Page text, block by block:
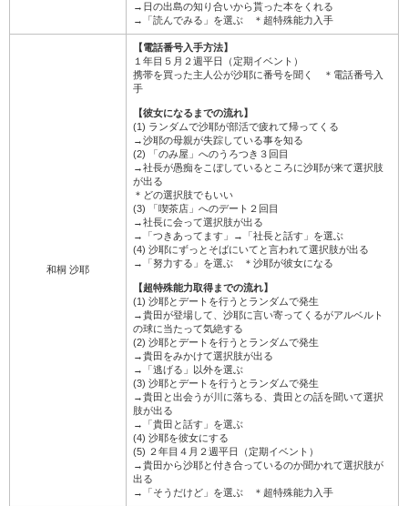
→日の出島の知り合いから貰った本をくれる
→「読んでみる」を選ぶ ＊超特殊能力入手
和桐 沙耶
【電話番号入手方法】
１年目５月２週平日（定期イベント）
携帯を買った主人公が沙耶に番号を聞く ＊電話番号入
手
【彼女になるまでの流れ】
(1) ランダムで沙耶が部活で疲れて帰ってくる
→沙耶の母親が失踪している事を知る
(2) 「のみ屋」へのうろつき３回目
→社長が愚痴をこぼしているところに沙耶が来て選択肢
が出る
＊どの選択肢でもいい
(3) 「喫茶店」へのデート２回目
→社長に会って選択肢が出る
→「つきあってます」→「社長と話す」を選ぶ
(4) 沙耶にずっとそばにいてと言われて選択肢が出る
→「努力する」を選ぶ ＊沙耶が彼女になる
【超特殊能力取得までの流れ】
(1) 沙耶とデートを行うとランダムで発生
→貴田が登場して、沙耶に言い寄ってくるがアルベルト
の球に当たって気絶する
(2) 沙耶とデートを行うとランダムで発生
→貴田をみかけて選択肢が出る
→「逃げる」以外を選ぶ
(3) 沙耶とデートを行うとランダムで発生
→貴田と出会うが川に落ちる、貴田との話を聞いて選択
肢が出る
→「貴田と話す」を選ぶ
(4) 沙耶を彼女にする
(5) ２年目４月２週平日（定期イベント）
→貴田から沙耶と付き合っているのか聞かれて選択肢が
出る
→「そうだけど」を選ぶ ＊超特殊能力入手